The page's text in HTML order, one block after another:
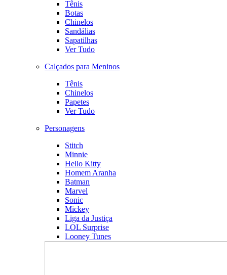
Tênis
Botas
Chinelos
Sandálias
Sapatilhas
Ver Tudo
Calçados para Meninos
Tênis
Chinelos
Papetes
Ver Tudo
Personagens
Stitch
Minnie
Hello Kitty
Homem Aranha
Batman
Marvel
Sonic
Mickey
Liga da Justiça
LOL Surprise
Looney Tunes